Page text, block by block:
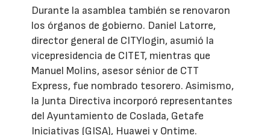
Durante la asamblea también se renovaron
los órganos de gobierno. Daniel Latorre,
director general de CITYlogin, asumió la
vicepresidencia de CITET, mientras que
Manuel Molins, asesor sénior de CTT
Express, fue nombrado tesorero. Asimismo,
la Junta Directiva incorporó representantes
del Ayuntamiento de Coslada, Getafe
Iniciativas (GISA), Huawei y Ontime.